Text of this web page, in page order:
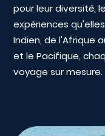
pour leur diversité,
expériences
Indien, de l'Afrique
et le Pacifique,
voyage sur mesure.